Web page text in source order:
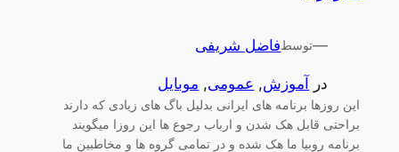
—توسطفاضل شریفی
در آموزش, عمومی, موبایل
این روزها برنامه های ایرانی بدلیل باگ های زیادی که دارند
براحتی قابل هک شدن و ارباب رجوع ها این روزا میگویند
برنامه روبیا ما هک شده و در تمامی گروه ها و مخاطبین ما